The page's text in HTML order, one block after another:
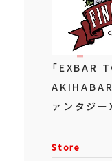
「EXBAR
ァンタジ
Store